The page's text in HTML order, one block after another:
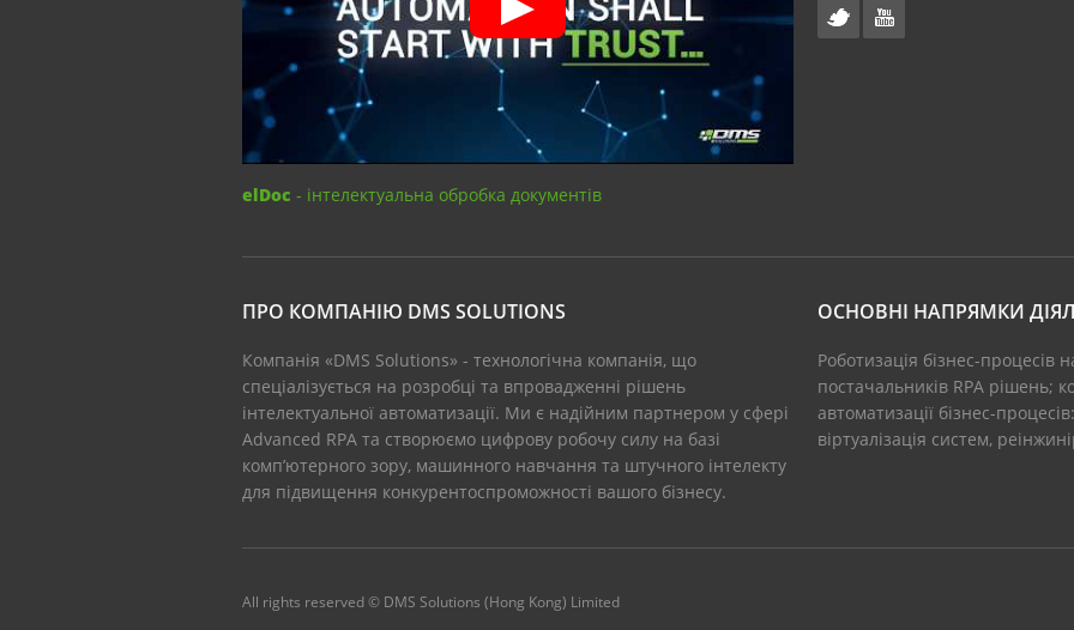
elDoc - інтелектуальна обробка документів
ПРО КОМПАНІЮ DMS SOLUTIONS
Компанія «DMS Solutions» - технологічна компанія, що
спеціалізується на розробці та впровадженні рішень
інтелектуальної автоматизації. Ми є надійним партнером у сфері
Advanced RPA та створюємо цифрову робочу силу на базі
комп’ютерного зору, машинного навчання та штучного інтелекту
для підвищення конкурентоспроможності вашого бізнесу.
ОСНОВНІ НАПРЯМКИ
Роботизація бізнес-процесів
постачальників RPA рішень;
автоматизації бізнес-
віртуалізація систем,
All rights reserved © DMS Solutions (Hong Kong) Limited